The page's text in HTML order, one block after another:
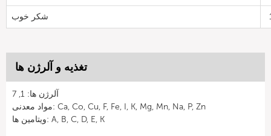
شکر خوب
تغذیه و آلرژن ها
آلرژن ها: 1, 7
مواد معدنی: Ca, Co, Cu, F, Fe, I, K, Mg, Mn, Na, P, Zn
ویتامین ها: A, B, C, D, E, K